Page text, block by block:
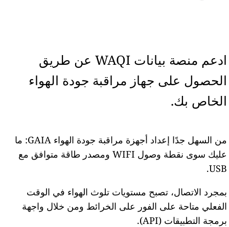
ادعم منصة بيانات WAQI عن طريق
الحصول على جهاز مراقبة جودة الهواء
الخاص بك.
من السهل جدًا إعداد أجهزة مراقبة جودة الهواء GAIA: ما
عليك سوى نقطة وصول WIFI ومصدر طاقة متوافق مع
USB.
بمجرد الاتصال، تصبح مستويات تلوث الهواء في الوقت
الفعلي متاحة على الفور على الخرائط ومن خلال واجهة
برمجة التطبيقات (API).